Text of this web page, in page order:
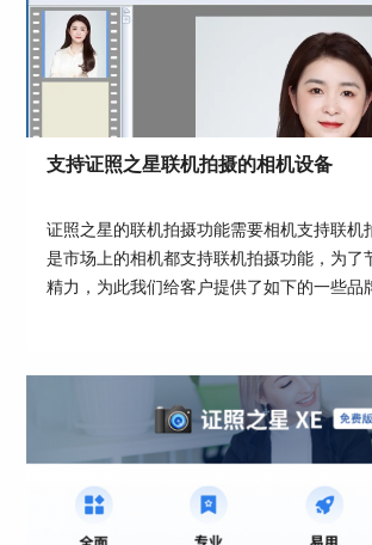
支持证照之星联机拍摄的相机设备
证照之星的联机拍摄功能需要相机支持联机
是市场上的相机都支持联机拍摄功能，为了
精力，为此我们给客户提供了如下的一些品
可以考虑下面提供的一下相机型号，更多的